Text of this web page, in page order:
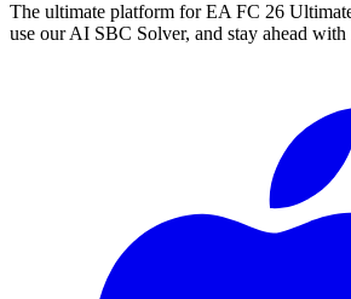
The ultimate platform for EA FC 26
use our AI SBC Solver, and stay ahead with